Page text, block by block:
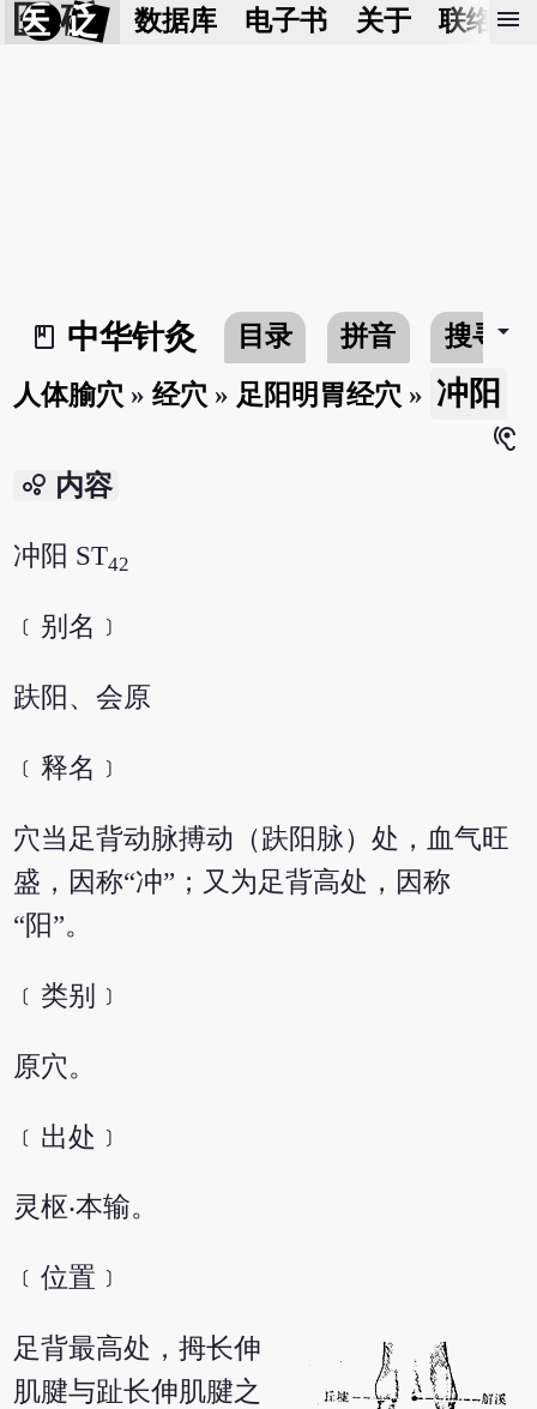
医 砭 数据库 电子书 关于 联络我
menu
book_2
中华针灸 目录 拼音 搜寻arrow_drop_down
人体腧穴 »经穴 » 足阳明胃经穴 » 冲阳
hearing
bubble_chart 内容
冲阳 ST42
﹝别名﹞
趺阳、会原
﹝释名﹞
穴当足背动脉搏动（趺阳脉）处，血气旺
盛，因称“冲”；又为足背高处，因称
“阳”。
﹝类别﹞
原穴。
﹝出处﹞
灵枢‧本输。
﹝位置﹞
足背最高处，拇长伸
肌腱与趾长伸肌腱之